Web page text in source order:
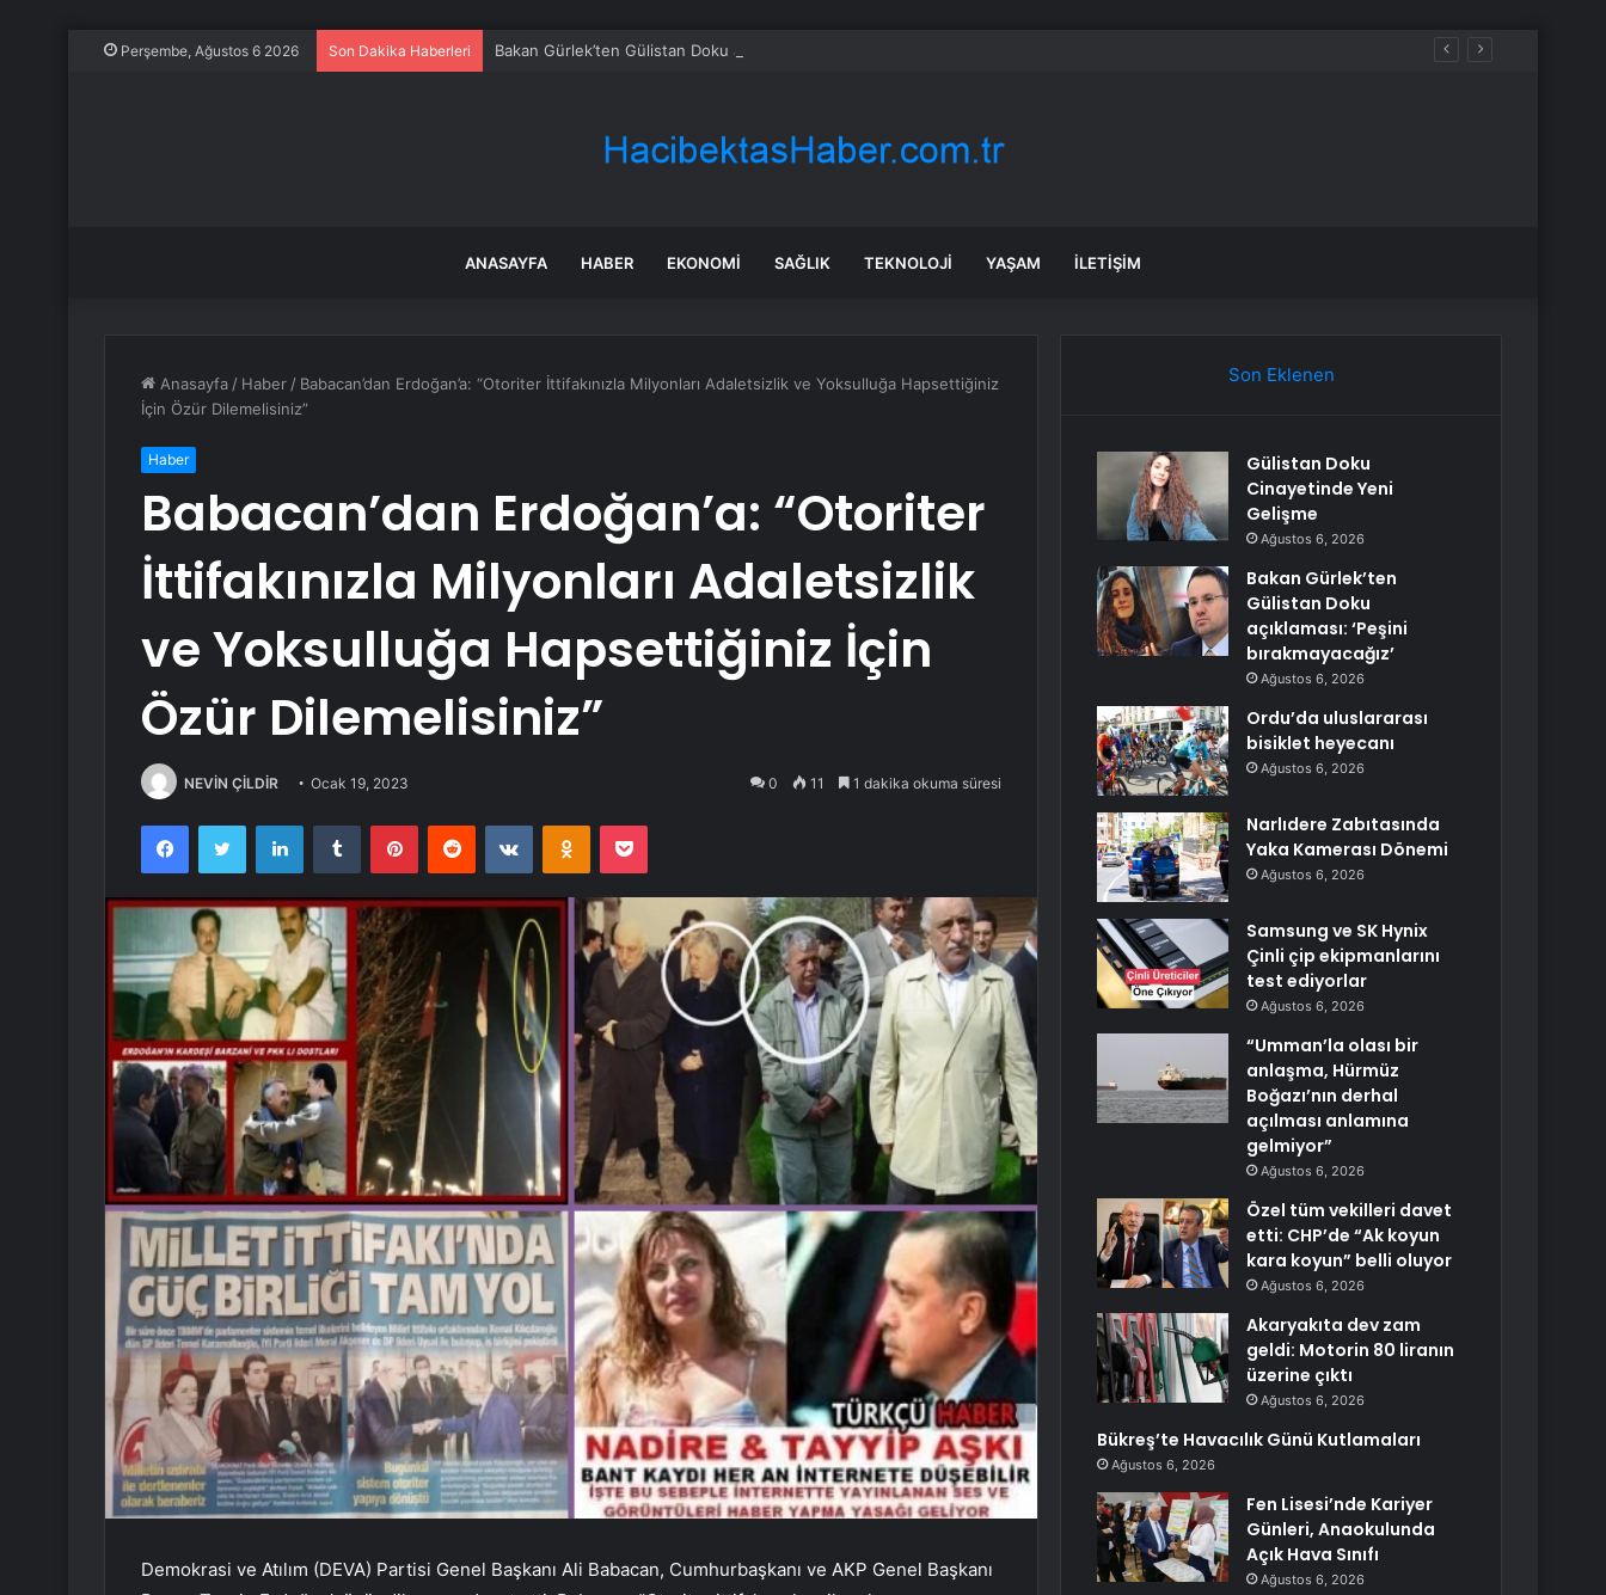
Perşembe, Ağustos 6 2026 Son Dakika Haberleri Bakan Gürlek’ten Gülistan Doku açıklaması: ‘Peşini bırakmayacağız’
ANASAYFA HABER EKONOMI SAĞLIK TEKNOLOJI YAŞAM İLETIŞIM
Anasayfa / Haber / Babacan’dan Erdoğan’a: “Otoriter İttifakınızla Milyonları Adaletsizlik ve Yoksulluğa Hapsettiğiniz
İçin Özür Dilemelisiniz”
Haber
Babacan’dan Erdoğan’a: “Otoriter
İttifakınızla Milyonları Adaletsizlik
ve Yoksulluğa Hapsettiğiniz İçin
Özür Dilemelisiniz”
NEVİN ÇİLDİR Ocak 19, 2023 0 11 1 dakika okuma süresi
FacebookTwitter LinkedInTumblr PinterestReddit VKontakteOdnoklassniki
Pocket
Demokrasi ve Atılım (DEVA) Partisi Genel Başkanı Ali Babacan, Cumhurbaşkanı ve AKP Genel Başkanı
Son Eklenen
Gülistan Doku
Cinayetinde Yeni
Gelişme
Ağustos 6, 2026
Bakan Gürlek’ten
Gülistan Doku
açıklaması: ‘Peşini
bırakmayacağız’
Ağustos 6, 2026
Ordu’da uluslararası
bisiklet heyecanı
Ağustos 6, 2026
Narlıdere Zabıtasında
Yaka Kamerası Dönemi
Ağustos 6, 2026
Samsung ve SK Hynix
Çinli çip ekipmanlarını
test ediyorlar
Ağustos 6, 2026
“Umman’la olası bir
anlaşma, Hürmüz
Boğazı’nın derhal
açılması anlamına
gelmiyor”
Ağustos 6, 2026
Özel tüm vekilleri davet
etti: CHP’de “Ak koyun
kara koyun” belli oluyor
Ağustos 6, 2026
Akaryakıta dev zam
geldi: Motorin 80 liranın
üzerine çıktı
Ağustos 6, 2026
Bükreş’te Havacılık Günü Kutlamaları
Ağustos 6, 2026
Fen Lisesi’nde Kariyer
Günleri, Anaokulunda
Açık Hava Sınıfı
Ağustos 6, 2026